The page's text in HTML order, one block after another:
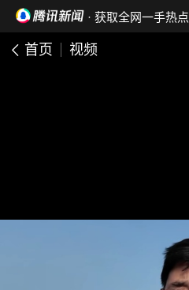
· 获取全网一手热点
首页 视频